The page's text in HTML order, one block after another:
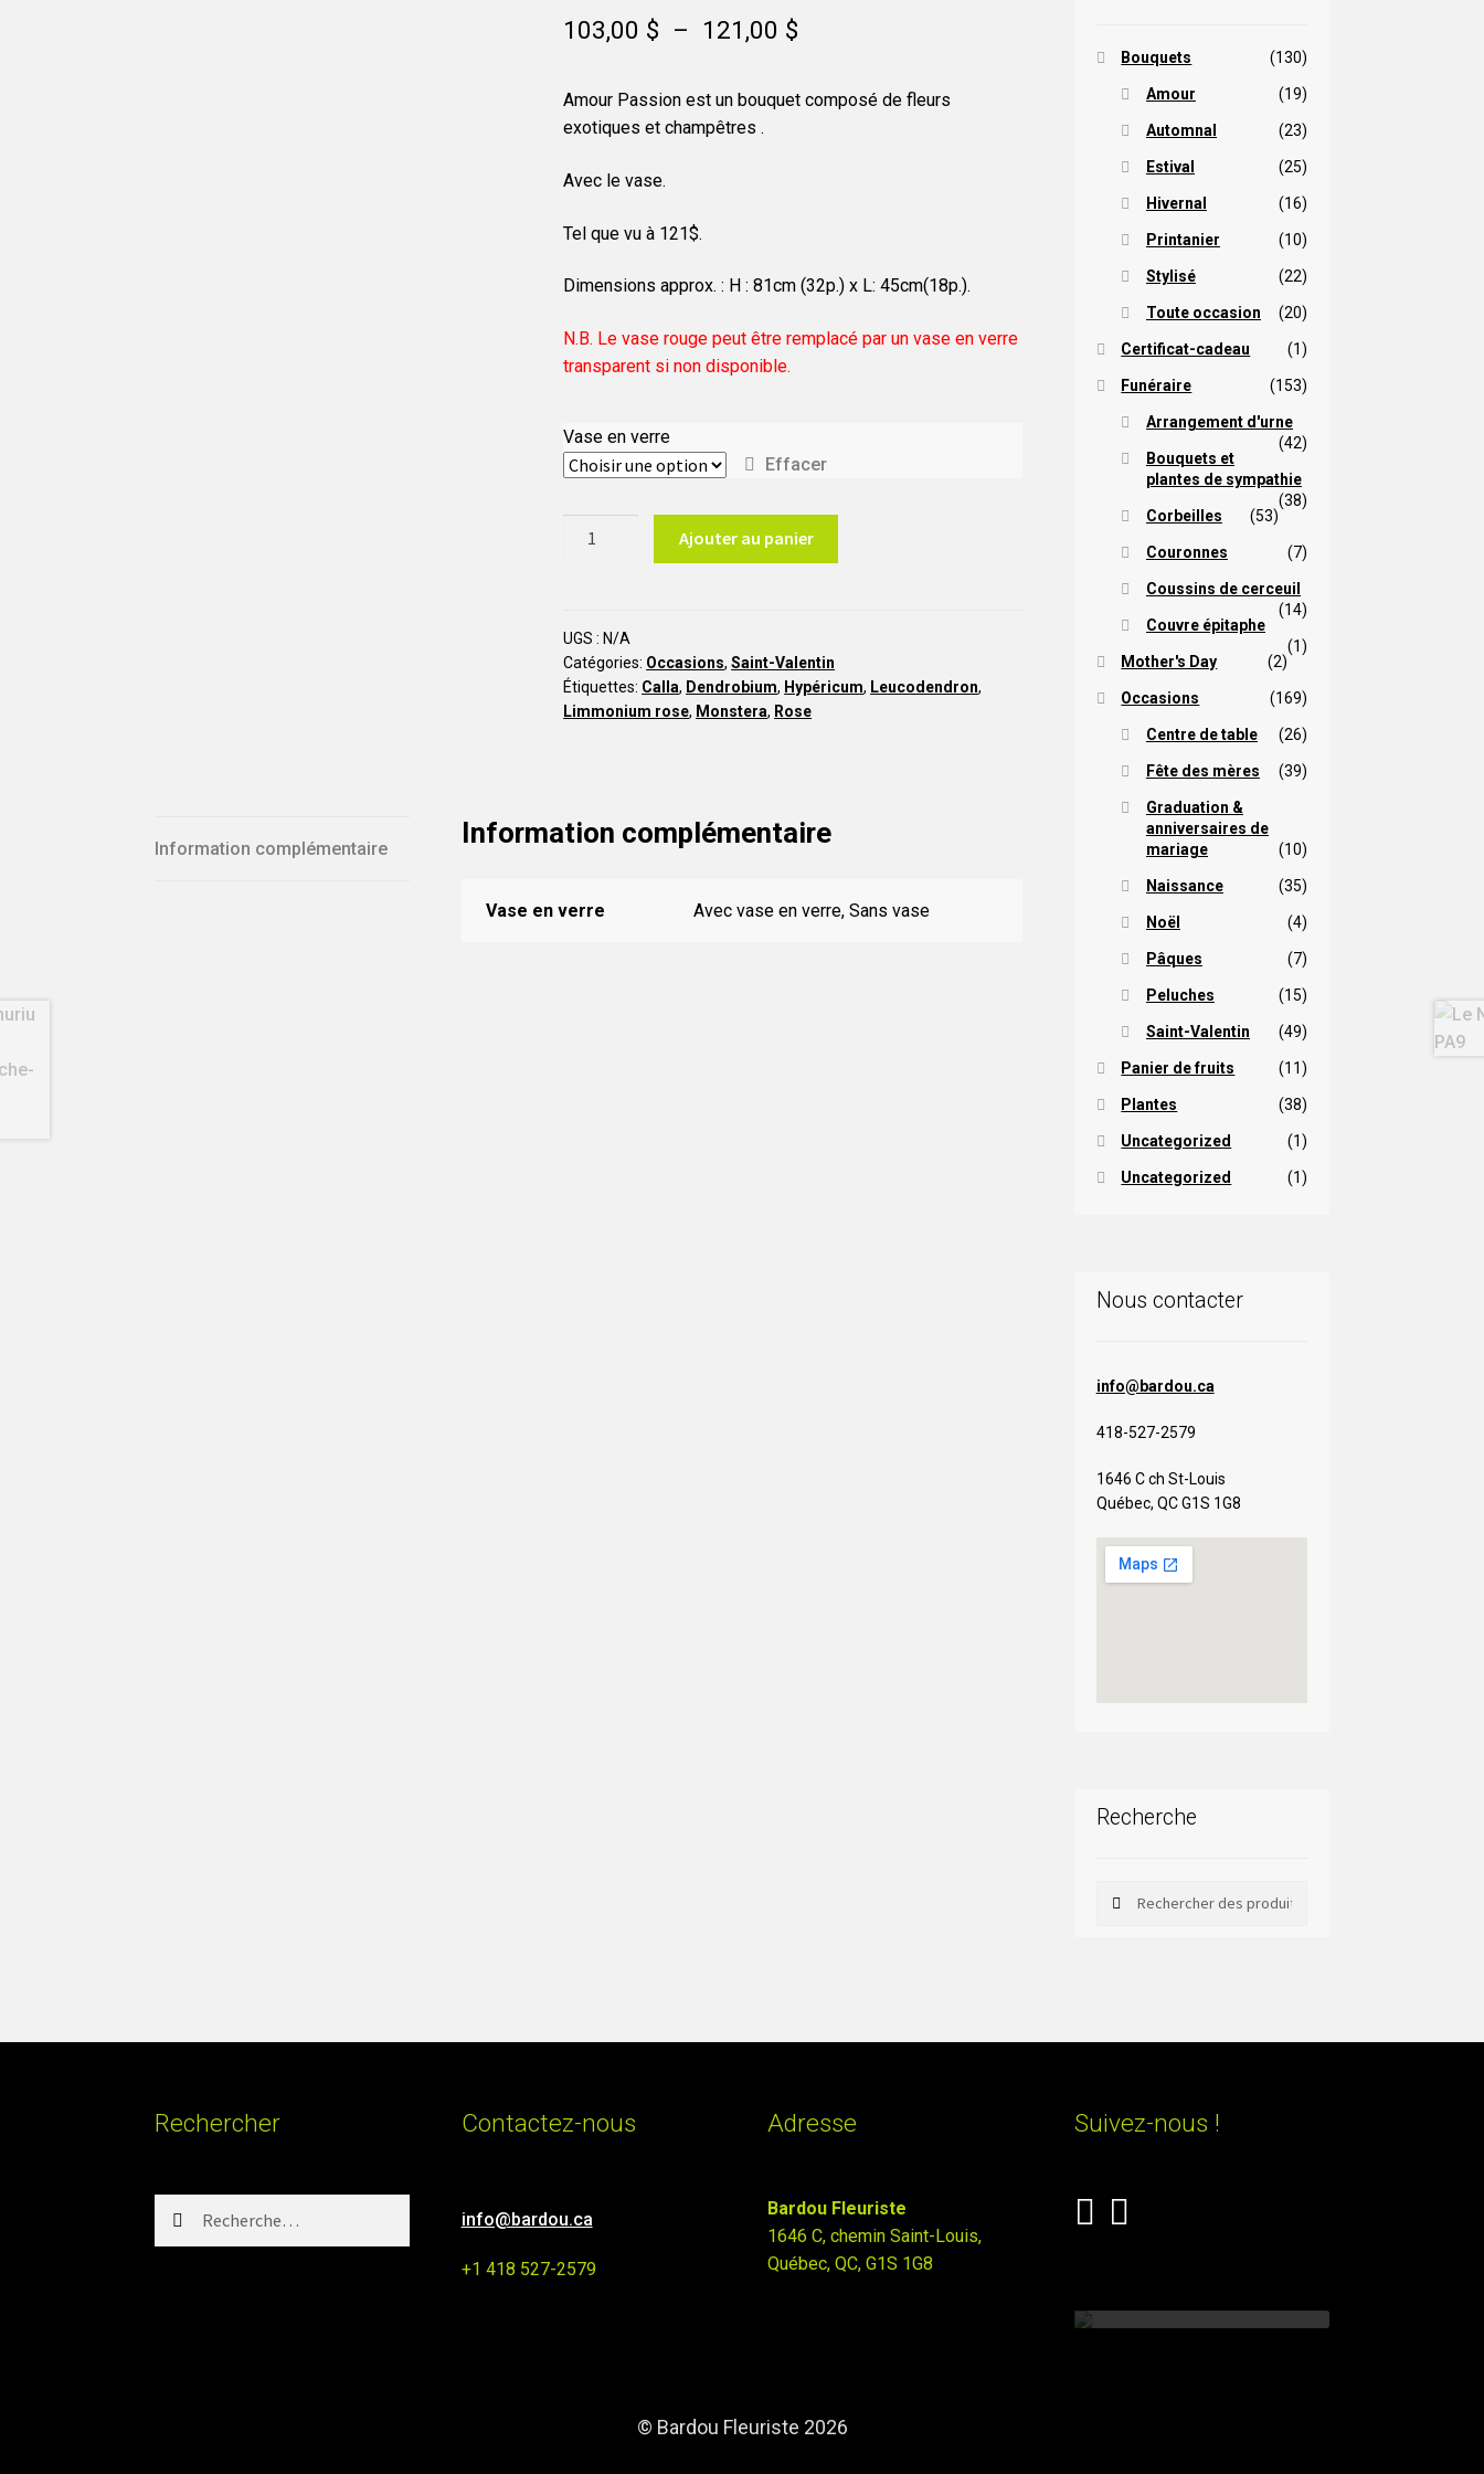
103,00 $ – 121,00 $
prix :
Amour Passion est un bouquet composé de fleurs
exotiques et champêtres .
Avec le vase.
Tel que vu à 121$.
Dimensions approx. : H : 81cm (32p.) x L: 45cm(18p.).
N.B. Le vase rouge peut être remplacé par un vase en verre
transparent si non disponible.
Vase en verre
Effacer
STV1
Ajouter au panier
UGS : N/A
Catégories: Occasions,Saint-Valentin
Étiquettes: Calla, Dendrobium, Hypéricum, Leucodendron,
Limmonium rose, Monstera, Rose
Information complémentaire Information complémentaire
Vase en verre Avec vase en verre, Sans vase
Bouquets (130)
Amour (19)
Automnal (23)
Estival (25)
Hivernal (16)
Printanier (10)
Stylisé (22)
Toute occasion (20)
Certificat-cadeau (1)
Funéraire (153)
Arrangement d'urne
(42)
Bouquets et
plantes de sympathie
(38)
Corbeilles
(53)
Couronnes (7)
Coussins de cerceuil
(14)
Couvre épitaphe
(1)
Mother's Day
(2)
Occasions (169)
Centre de table (26)
Fête des mères (39)
Graduation &
anniversaires de
mariage
(10)
Naissance (35)
Noël (4)
Pâques (7)
Peluches (15)
Saint-Valentin (49)
Panier de fruits (11)
Plantes (38)
Uncategorized (1)
Uncategorized (1)
Nous contacter
info@bardou.ca
418-527-2579
1646 C ch St-Louis
Québec, QC G1S 1G8
Recherche
Rechercher Contactez-nous
info@bardou.ca
+1 418 527-2579
Adresse
Bardou Fleuriste
1646 C, chemin Saint-Louis,
Québec, QC, G1S 1G8
Suivez-nous !
© Bardou Fleuriste 2026